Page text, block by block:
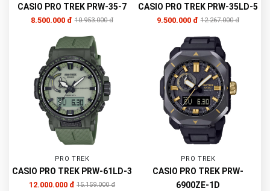
CASIO PRO TREK PRW-35-7
8.500.000 đ 10.953.000 đ
CASIO PRO TREK PRW-35LD-5
9.500.000 đ 12.267.000 đ
PRO TREK
CASIO PRO TREK PRW-61LD-3
12.000.000 đ 15.159.000 đ
PRO TREK
CASIO PRO TREK PRW-
6900ZE-1D